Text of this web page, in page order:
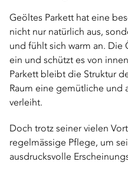
Geöltes Parkett hat eine
nicht nur natürlich aus,
und fühlt sich warm an.
ein und schützt es von
Parkett bleibt die Struktur
Raum eine gemütliche und
verleiht.
Doch trotz seiner vielen
regelmässige Pflege, um
ausdrucksvolle